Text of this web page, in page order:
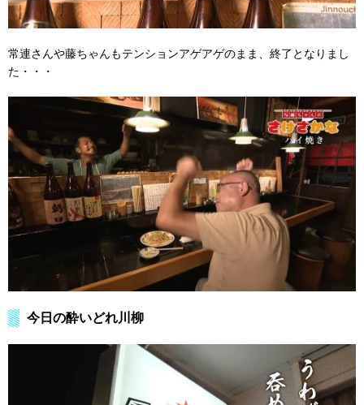
常連さんや藤ちゃんもテンションアゲアゲのまま、終了となりまし
た・・・
今日の酔いどれ川柳